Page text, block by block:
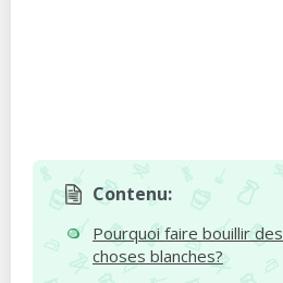
Contenu:
Pourquoi faire bouillir des
choses blanches?